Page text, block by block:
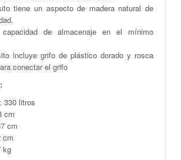
tiene un aspecto de madera natural de
capacidad de almacenaje en el mínimo
incluye grifo de plástico dorado y rosca
conectar el grifo
330 litros
cm
cm
cm
kg